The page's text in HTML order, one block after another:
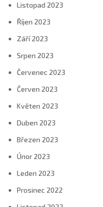
Listopad 2023
Říjen 2023
Září 2023
Srpen 2023
Červenec 2023
Červen 2023
Květen 2023
Duben 2023
Březen 2023
Únor 2023
Leden 2023
Prosinec 2022